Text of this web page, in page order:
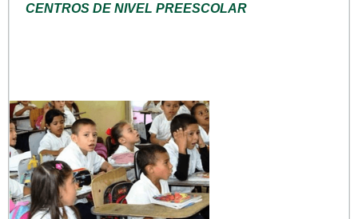
CENTROS DE NIVEL PREESCOLAR